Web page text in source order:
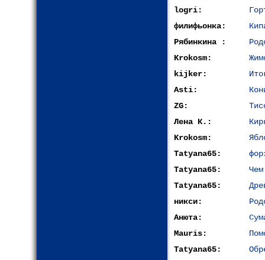
logri:
филифьонка:
Рябинкина :
Krokosm:
kijkеr:
Asti:
ZG:
Лена К.:
Krokosm:
Tatyana65:
Tatyana65:
Tatyana65:
никси:
Анюта:
Mauris:
Tatyana65: